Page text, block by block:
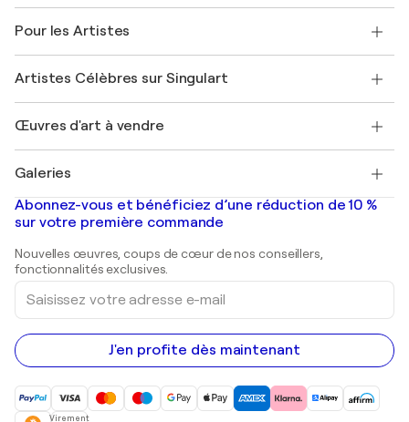
Offrir une carte cadeau
Rejoignez notre programme commercial
Mon compte
+33 1 76 44 06 42
FAQ
Magazine Singulart
Emplois
Découvrez une sélection d'art original
Pour les Artistes
Se connecter en tant qu'Artiste
Artistes Célèbres sur Singulart
Marc Chagall
Banksy
Mr. Brainwash
Shepard Fairey
Œuvres d'art à vendre
Tableaux abstraits à vendre
Peintures de paysage
Estampes
Peintures acryliques
Galeries
Galeries d'art en France
Galeries d'art en Belgique
Abonnez-vous et bénéficiez d’une réduction de 10 %
sur votre première commande
Nouvelles œuvres, coups de cœur de nos conseillers,
fonctionnalités exclusives.
Saisissez
votre
adresse
e-
mail
J'en profite dès maintenant
Virement